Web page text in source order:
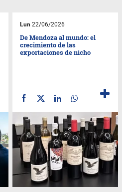
Lun 22/06/2026
De Mendoza al mundo: el
crecimiento de las
exportaciones de nicho